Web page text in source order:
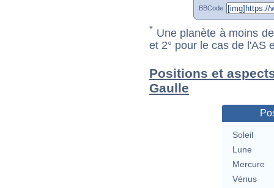
BBCode
* Une planète à moins
et 2° pour le cas de l'AS
Positions et
Gaulle
Soleil
Lune
Mercure
Vénus